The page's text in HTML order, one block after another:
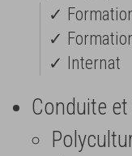
✓
✓
✓ Internat
Conduite